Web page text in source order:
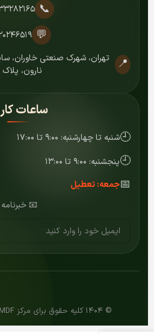
📞 ۰۲۱-
💬
📍
تهران، شهرک صنعتی خاوران،
نارون، پلاک ۷۲۰۴
ساعات
🕘شنبه تا چهارشنبه: ۹:۰۰ تا ۱۷:۰۰
🕘پنجشنبه: ۹:۰۰ تا ۱۳:۰۰
📅جمعه: تعطیل
📧 خبرنامه
© ۱۴۰۴ کلیه حقوق برای مرکز MDF شمشاد محفوظ است.